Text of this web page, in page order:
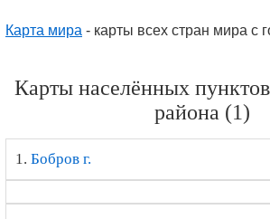
Карта мира - карты всех стран мира с
Карты населённых
района (1)
1. Бобров г.